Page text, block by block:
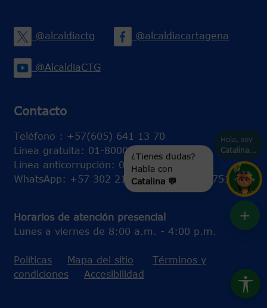
+
@alcaldiactg @alcaldiacartagena
@AlcaldiaCTG
Contacto
Teléfono : +57(605) 641 13 70
Línea gratuita: 01-80000-415393
Línea anticorrupción: 01-800-415393
WhatsApp: +57 302 2172802 - +57 301 7515384
Horarios de atención presencial
Lunes a viernes de 8:00 a.m. - 4:00 p.m.
Políticas Mapa del sitio
Términos y
condiciones
Accesibilidad
Hola, soy
Catalina...
¿Tienes dudas?
Habla con